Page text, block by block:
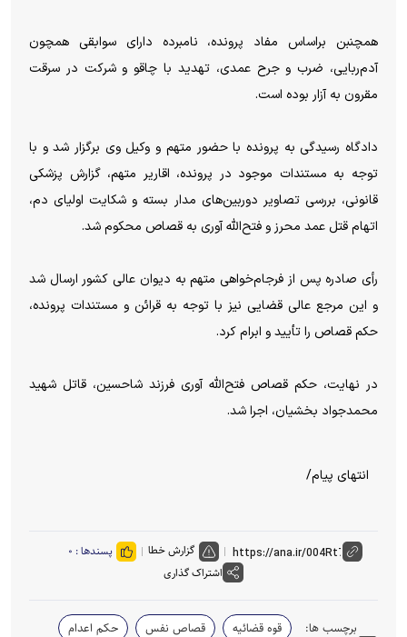
همچنبن براساس مفاد پرونده، نامبرده دارای سوابقی همچون
آدم‌ربایی، ضرب و جرح عمدی، تهدید با چاقو و شرکت در سرقت
مقرون به آزار بوده است.
دادگاه رسیدگی به پرونده با حضور متهم و وکیل وی برگزار شد و با
توجه به مستندات موجود در پرونده، اقاریر متهم، گزارش پزشکی
قانونی، بررسی تصاویر دوربین‌های مدار بسته و شکایت اولیای دم،
اتهام قتل عمد محرز و فتح‌الله آوری به قصاص محکوم شد.
رأی صادره پس از فرجام‌خواهی متهم به دیوان عالی کشور ارسال شد
و این مرجع عالی قضایی نیز با توجه به قرائن و مستندات پرونده،
حکم قصاص را تأیید و ابرام کرد.
در نهایت، حکم قصاص فتح‌الله آوری فرزند شاحسین، قاتل شهید
محمدجواد بخشیان، اجرا شد.
انتهای پیام/
گزارش خطا پسندها : ۰
اشتراک گذاری
برچسب ها: قوه قضائیه قصاص نفس حکم اعدام